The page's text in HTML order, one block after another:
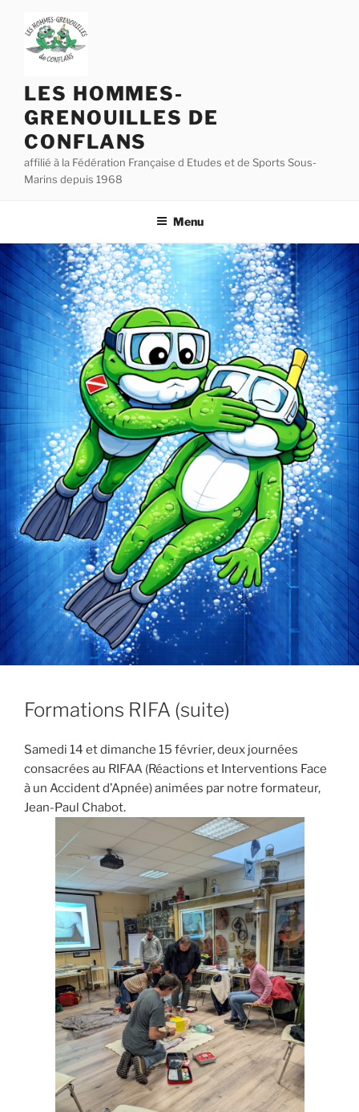
contenu
principal
LES HOMMES-
GRENOUILLES DE
CONFLANS
affilié à la Fédération Française d Etudes et de Sports Sous-
Marins depuis 1968
Menu
Formations RIFA (suite)
Samedi 14 et dimanche 15 février, deux journées
consacrées au RIFAA (Réactions et Interventions Face
à un Accident d’Apnée) animées par notre formateur,
Jean-Paul Chabot.